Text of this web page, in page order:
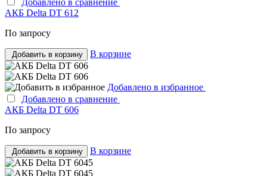
АКБ Delta DT 612
По запросу
Добавить в корзину В корзине
Добавлено в избранное
Добавлено в сравнение
АКБ Delta DT 606
По запросу
Добавить в корзину В корзине